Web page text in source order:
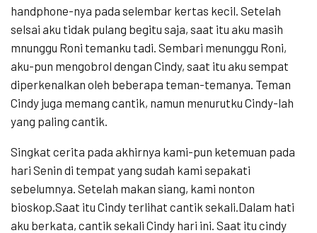
handphone-nya pada selembar kertas kecil. Setelah
selsai aku tidak pulang begitu saja, saat itu aku masih
mnunggu Roni temanku tadi. Sembari menunggu Roni,
aku-pun mengobrol dengan Cindy, saat itu aku sempat
diperkenalkan oleh beberapa teman-temanya. Teman
Cindy juga memang cantik, namun menurutku Cindy-lah
yang paling cantik.
Singkat cerita pada akhirnya kami-pun ketemuan pada
hari Senin di tempat yang sudah kami sepakati
sebelumnya. Setelah makan siang, kami nonton
bioskop.Saat itu Cindy terlihat cantik sekali.Dalam hati
aku berkata, cantik sekali Cindy hari ini. Saat itu cindy